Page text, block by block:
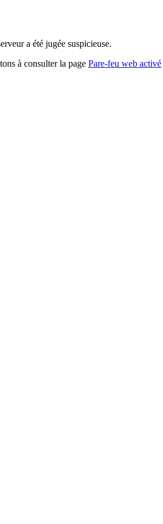
a été jugée suspicieuse.
à consulter la page Pare-feu web activé